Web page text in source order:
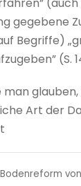
gegebene
Begriffe)
(S.
glauben,
Art der
von